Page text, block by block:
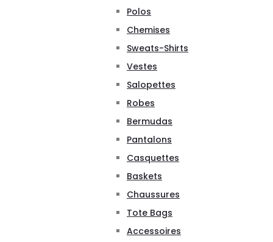
Polos
Chemises
Sweats-Shirts
Vestes
Salopettes
Robes
Bermudas
Pantalons
Casquettes
Baskets
Chaussures
Tote Bags
Accessoires